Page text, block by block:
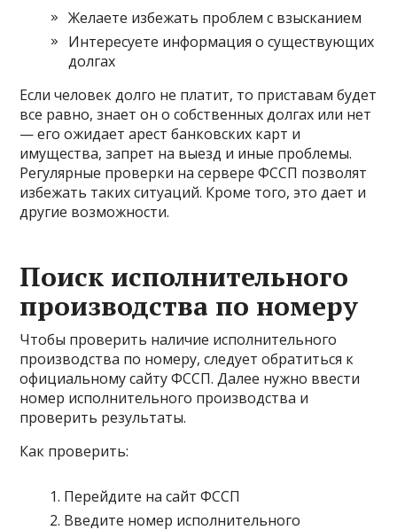
Желаете избежать проблем с взысканием
Интересуете информация о существующих
долгах
Если человек долго не платит, то приставам будет
все равно, знает он о собственных долгах или нет
— его ожидает арест банковских карт и
имущества, запрет на выезд и иные проблемы.
Регулярные проверки на сервере ФССП позволят
избежать таких ситуаций. Кроме того, это дает и
другие возможности.
Поиск исполнительного
производства по номеру
Чтобы проверить наличие исполнительного
производства по номеру, следует обратиться к
официальному сайту ФССП. Далее нужно ввести
номер исполнительного производства и
проверить результаты.
Как проверить:
Перейдите на сайт ФССП
Введите номер исполнительного